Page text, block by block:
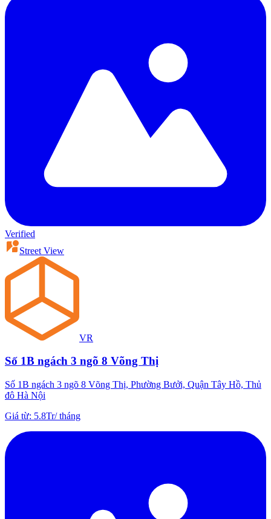
Verified
Street View
VR
Số 1B ngách 3 ngõ 8 Võng Thị
Số 1B ngách 3 ngõ 8 Võng Thị, Phường Bưởi, Quận Tây Hồ, Thủ
đô Hà Nội
Giá từ: 5.8Tr/tháng